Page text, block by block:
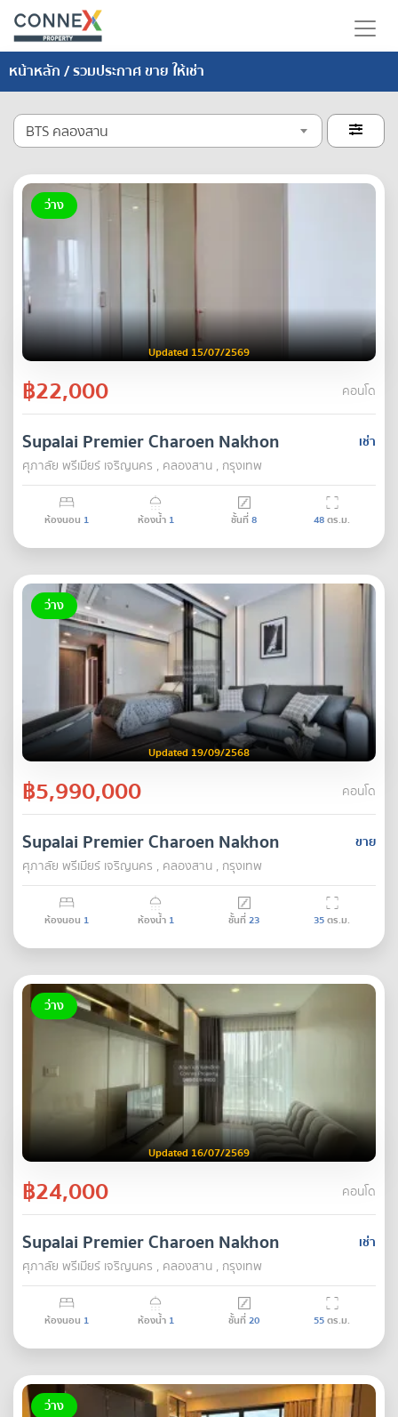
หน้าหลัก/ รวมประกาศ ขาย ให้เช่า
BTS คลองสาน 
ว่าง
Updated 15/07/2569
฿22,000 คอนโด
เช่า
Supalai Premier Charoen Nakhon
ศุภาลัย พรีเมียร์ เจริญนคร , คลองสาน , กรุงเทพ
ห้องนอน 1 ห้องน้ำ 1 ชั้นที่8 48ตร.ม.
ว่าง
Updated 19/09/2568
฿5,990,000 คอนโด
ขาย
Supalai Premier Charoen Nakhon
ศุภาลัย พรีเมียร์ เจริญนคร , คลองสาน , กรุงเทพ
ห้องนอน 1 ห้องน้ำ 1 ชั้นที่23 35ตร.ม.
ว่าง
Updated 16/07/2569
฿24,000 คอนโด
เช่า
Supalai Premier Charoen Nakhon
ศุภาลัย พรีเมียร์ เจริญนคร , คลองสาน , กรุงเทพ
ห้องนอน 1 ห้องน้ำ 1 ชั้นที่20 55ตร.ม.
ว่าง